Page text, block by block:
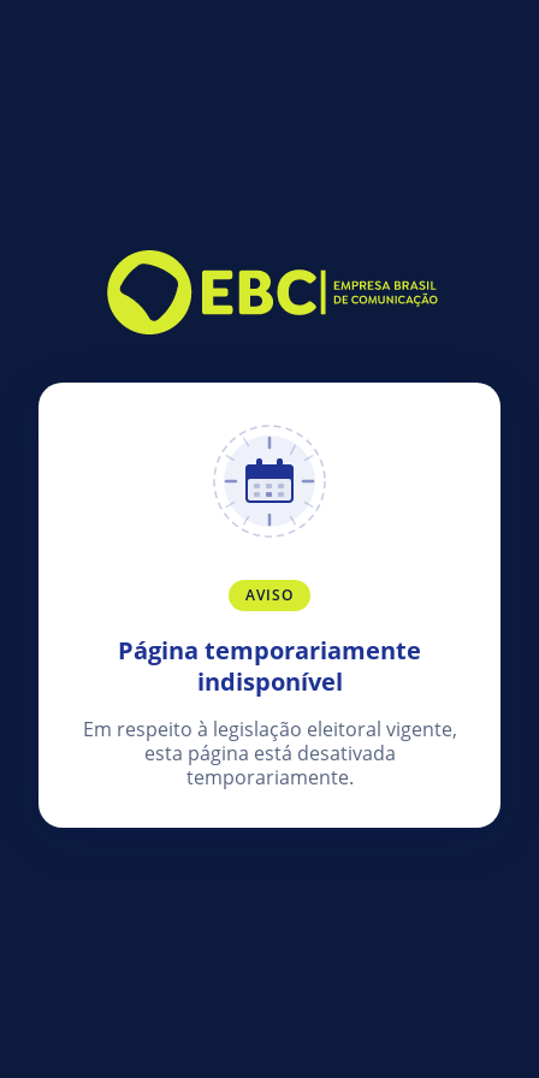
AVISO
Página temporariamente
indisponível
Em respeito à legislação eleitoral vigente,
esta página está desativada
temporariamente.